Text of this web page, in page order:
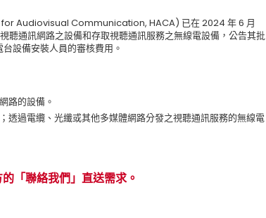
Audiovisual Communication, HACA) 已在 2024 年 6 月
聽通訊網路之設備和存取視聽通訊服務之無線電設備，公告其批
設備安裝人員的審核費用。
路的設備。
透過電纜、光纖或其他多媒體網路分發之視聽通訊服務的無線電
「聯絡我們」直送需求。